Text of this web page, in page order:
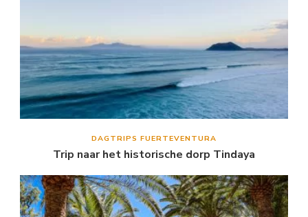
DAGTRIPS FUERTEVENTURA
Trip naar het historische dorp Tindaya